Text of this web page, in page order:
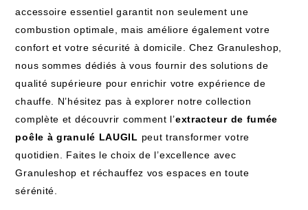
accessoire essentiel garantit non seulement une
combustion optimale, mais améliore également votre
confort et votre sécurité à domicile. Chez Granuleshop,
nous sommes dédiés à vous fournir des solutions de
qualité supérieure pour enrichir votre expérience de
chauffe. N’hésitez pas à explorer notre collection
complète et découvrir comment l’extracteur de fumée
poêle à granulé LAUGIL peut transformer votre
quotidien. Faites le choix de l’excellence avec
Granuleshop et réchauffez vos espaces en toute
sérénité.